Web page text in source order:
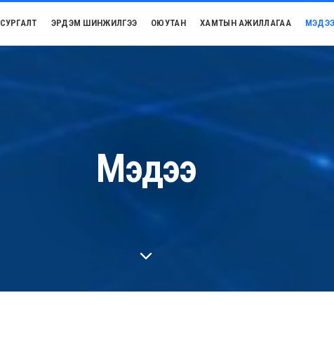
СУРГАЛТ ЭРДЭМ ШИНЖИЛГЭЭ ОЮУТАН ХАМТЫН АЖИЛЛАГАА МЭДЭЭ
Мэдээ